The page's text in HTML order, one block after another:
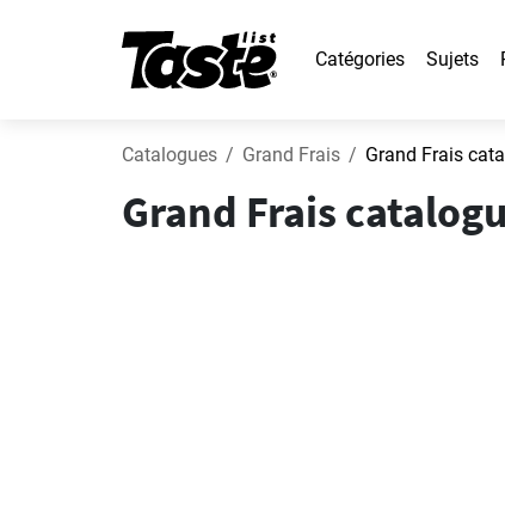
Catégories Sujets
Catalogues Grand Frais Grand Frais
Grand Frais